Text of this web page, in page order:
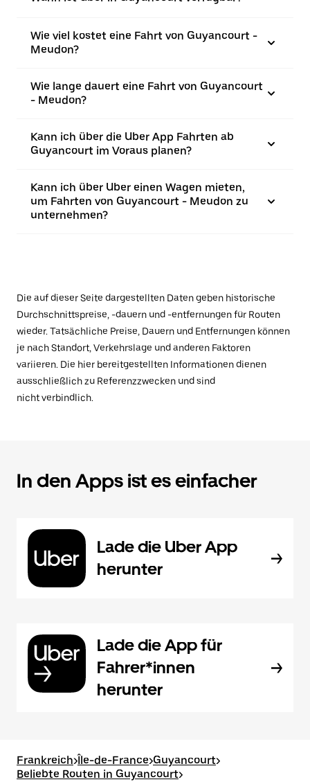
Wie viel kostet eine Fahrt von Guyancourt -
Meudon?
Wie lange dauert eine Fahrt von Guyancourt
- Meudon?
Kann ich über die Uber App Fahrten ab
Guyancourt im Voraus planen?
Kann ich über Uber einen Wagen mieten,
um Fahrten von Guyancourt - Meudon zu
unternehmen?
Die auf dieser Seite dargestellten Daten geben historische
Durchschnittspreise, -dauern und -entfernungen für Routen
wieder. Tatsächliche Preise, Dauern und Entfernungen können
je nach Standort, Verkehrslage und anderen Faktoren
variieren. Die hier bereitgestellten Informationen dienen
ausschließlich zu Referenzzwecken und sind
nicht verbindlich.
In den Apps ist es einfacher
Lade die Uber App
herunter
Lade die App für
Fahrer*innen
herunter
Frankreich>Île-de-France>Guyancourt>
Beliebte Routen in Guyancourt>